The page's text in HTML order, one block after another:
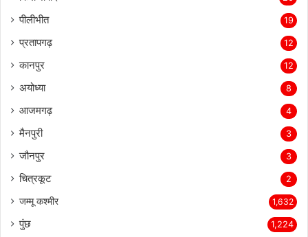
पीलीभीत 19
प्रतापगढ़ 12
कानपुर 12
अयोध्या 8
आजमगढ़ 4
मैनपुरी 3
जौनपुर 3
चित्रकूट 2
जम्मू कश्मीर 1,632
पुंछ 1,224